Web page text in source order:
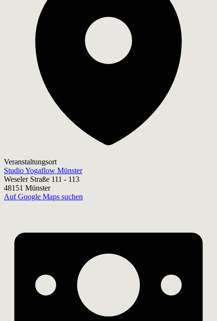
Veranstaltungsort
Studio Yogaflow Münster
Weseler Straße 111 - 113
48151 Münster
Auf Google Maps suchen